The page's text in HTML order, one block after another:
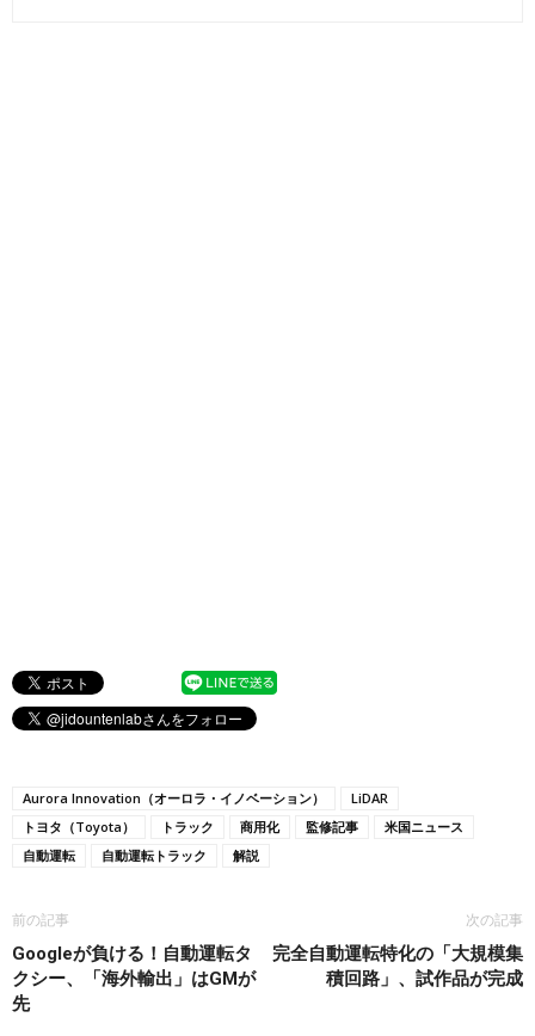
Aurora Innovation（オーロラ・イノベーション）
LiDAR
トヨタ（Toyota）
トラック 商用化 監修記事
米国ニュース
自動運転
自動運転トラック 解説
前の記事
Googleが負ける！自動運転タ
クシー、「海外輸出」はGMが
先
次の記事
完全自動運転特化の「大規模集
積回路」、試作品が完成